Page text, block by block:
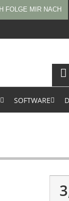
FOLGE MIR NACH
SOFTWARE